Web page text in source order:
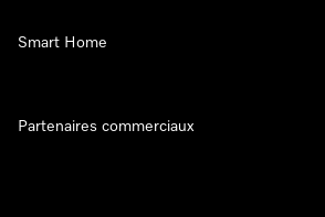
Smart Home
Partenaires commerciaux